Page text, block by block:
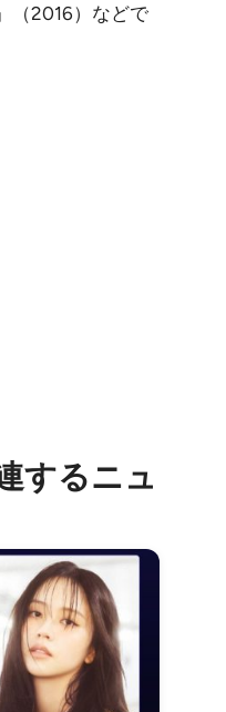
（2016）などで
するニュ